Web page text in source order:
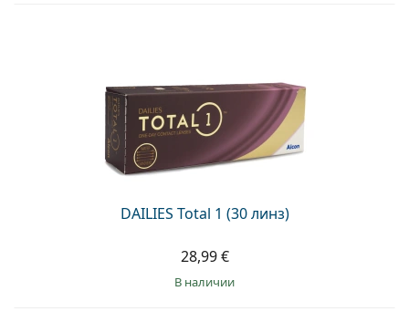
DAILIES Total 1 (30 линз)
28,99 €
в наличии